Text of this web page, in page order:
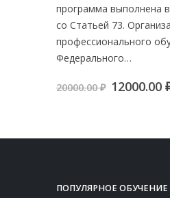
программа выполнена
со Статьей 73.
профессионального
Федерального…
20000.00₽ 12000.00
ПОПУЛЯРНОЕ ОБУЧЕНИЕ